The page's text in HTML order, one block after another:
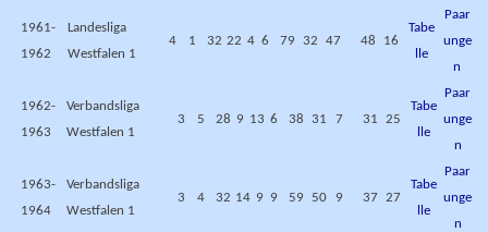
1961-
1962
Landesliga
Westfalen 1
4 1 32 22 4 6 79 32 47 48 16
Tabe
lle
Paar
unge
n
1962-
1963
Verbandsliga
Westfalen 1
3 5 28 9 13 6 38 31 7 31 25
Tabe
lle
Paar
unge
n
1963-
1964
Verbandsliga
Westfalen 1
3 4 32 14 9 9 59 50 9 37 27
Tabe
lle
Paar
unge
n